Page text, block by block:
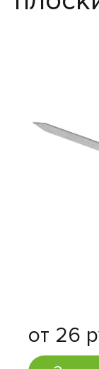
от 26